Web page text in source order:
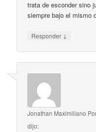
trata de esconder sino
siempre bajo el mismo
Responder ↓
Jonathan Maximiliano
dijo: